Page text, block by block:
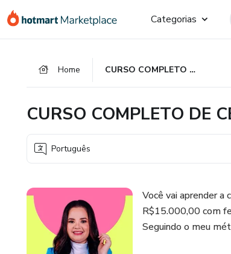
para
para
para
Categorias
Home CURSO COMPLETO DE CERIMONIAL INFANTIL
CURSO COMPLETO DE
Português
Você vai aprender a
R$15.000,00 com
Seguindo o meu